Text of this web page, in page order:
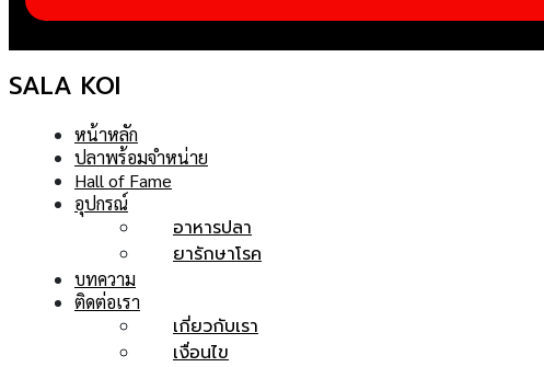
SALA KOI
หน้าหลัก
ปลาพร้อมจำหน่าย
Hall of Fame
อุปกรณ์
อาหารปลา
ยารักษาโรค
บทความ
ติดต่อเรา
เกี่ยวกับเรา
เงื่อนไข